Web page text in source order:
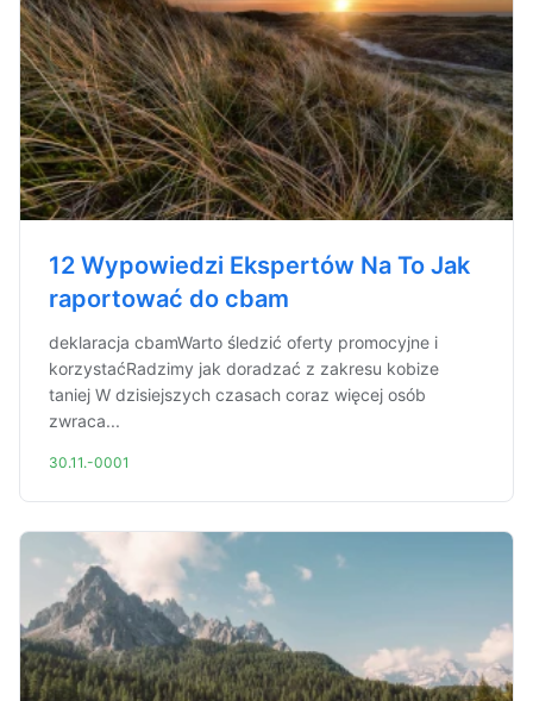
12 Wypowiedzi Ekspertów Na To Jak
raportować do cbam
deklaracja cbamWarto śledzić oferty promocyjne i
korzystaćRadzimy jak doradzać z zakresu kobize
taniej W dzisiejszych czasach coraz więcej osób
zwraca...
30.11.-0001